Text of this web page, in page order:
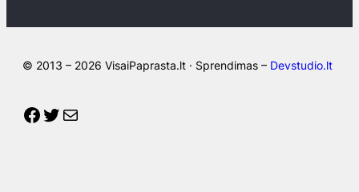
© 2013 – 2026 VisaiPaprasta.lt · Sprendimas – Devstudio.lt
Facebook
Twitter
Mail